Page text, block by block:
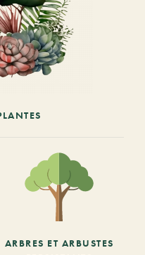
ARBRES ET ARBUSTES